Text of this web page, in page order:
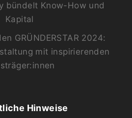
bündelt Know-How und
Kapital
GRÜNDERSTAR 2024:
mit inspirierenden
Hinweise